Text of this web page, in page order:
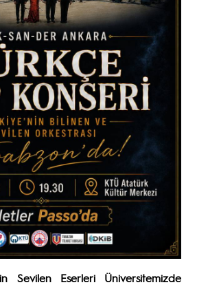
Sevilen Eserleri Üniversitemizde